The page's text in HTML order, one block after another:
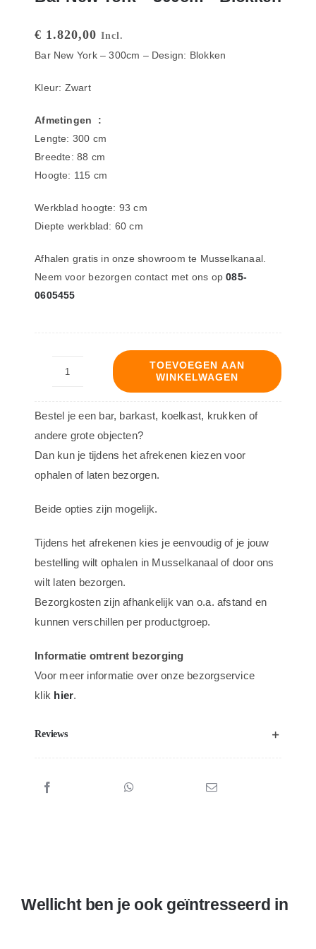
€ 1.820,00 Incl.
Bar New York – 300cm – Design: Blokken
Kleur: Zwart
Afmetingen :
Lengte: 300 cm
Breedte: 88 cm
Hoogte: 115 cm
Werkblad hoogte: 93 cm
Diepte werkblad: 60 cm
Afhalen gratis in onze showroom te Musselkanaal.
Neem voor bezorgen contact met ons op085-
0605455
York
-
300cm
-
aantal
TOEVOEGEN AAN
WINKELWAGEN
Bestel je een bar, barkast, koelkast, krukken of
andere grote objecten?
Dan kun je tijdens het afrekenen kiezen voor
ophalen of laten bezorgen.
Beide opties zijn mogelijk.
Tijdens het afrekenen kies je eenvoudig of je jouw
bestelling wilt ophalen in Musselkanaal of door ons
wilt laten bezorgen.
Bezorgkosten zijn afhankelijk van o.a. afstand en
kunnen verschillen per productgroep.
Informatie omtrent bezorging
Voor meer informatie over onze bezorgservice
klik hier.
Reviews
Wellicht ben je ook geïntresseerd in